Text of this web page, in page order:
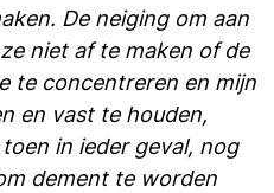
De neiging om aan
niet af te maken of de
te concentreren en mijn
en vast te houden,
in ieder geval, nog
dement te worden